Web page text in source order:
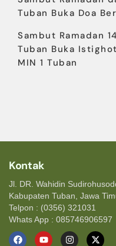
Tuban Buka Doa
Sambut Ramadan
Tuban Buka
MIN 1 Tuban
Kontak
Jl. DR. Wahidin
Kabupaten Tuban, Jawa
Telpon : (0356) 321031
Whats App : 085746906597